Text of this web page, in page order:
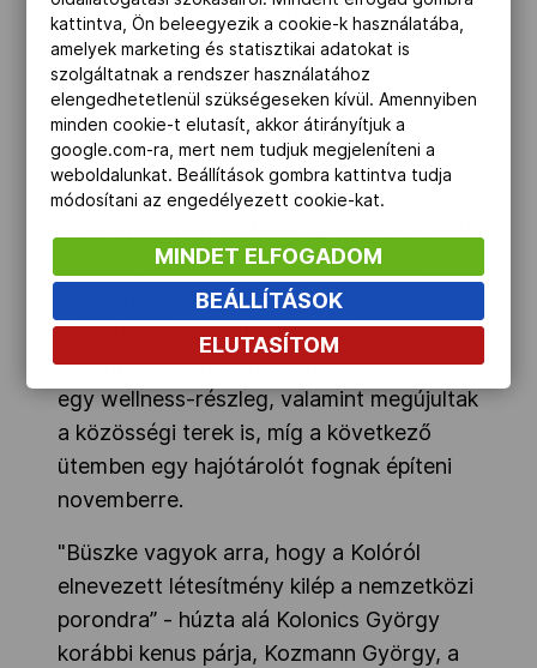
tokiói olimpiára, emellett edzőképzést is
biztosítunk a külföldi szakembereknek. A
harmadik pillér pedig a Vízen bejárható
Magyarország programot szolgálja,
hiszen ez a létesítmény a turisztikai
program egyik fő bázisa lesz.
számolt be, hogy a vízisportközpont
fejlesztésének most véget ért második
ütemében elkészült egy 44 fős
sportmotel, egy vadonatúj edzőterem és
egy wellness-részleg, valamint megújultak
a közösségi terek is, míg a következő
ütemben egy hajótárolót fognak építeni
novemberre.
"Büszke vagyok arra, hogy a Kolóról
elnevezett létesítmény kilép a nemzetközi
porondra” - húzta alá Kolonics György
korábbi kenus párja, Kozmann György, a
kattintva, Ön beleegyezik a cookie-k használatába,
amelyek marketing és statisztikai adatokat is
szolgáltatnak a rendszer használatához
elengedhetetlenül szükségeseken kívül. Amennyiben
minden cookie-t elutasít, akkor átirányítjuk a
google.com-ra, mert nem tudjuk megjeleníteni a
weboldalunkat. Beállítások gombra kattintva tudja
módosítani az engedélyezett cookie-kat.
MINDET ELFOGADOM
BEÁLLÍTÁSOK
ELUTASÍTOM